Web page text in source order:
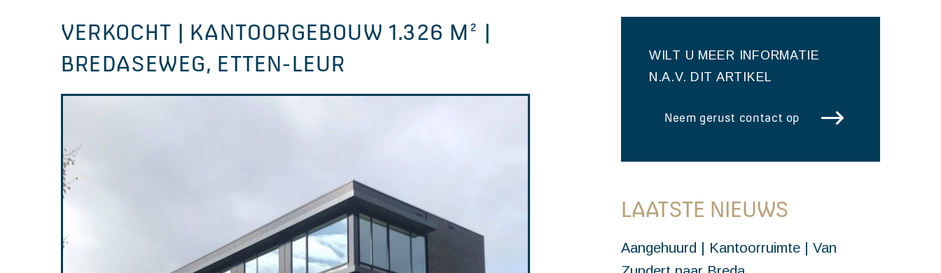
VERKOCHT | KANTOORGEBOUW 1.326 M² |
BREDASEWEG, ETTEN-LEUR
WILT U MEER INFORMATIE
N.A.V. DIT ARTIKEL
Neem gerust contact op
LAATSTE NIEUWS
Aangehuurd | Kantoorruimte | Van